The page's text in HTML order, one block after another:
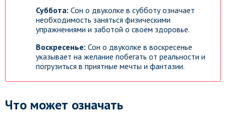
Суббота: Сон о двуколке в субботу означает
необходимость заняться физическими
упражнениями и заботой о своем здоровье.
Воскресенье: Сон о двуколке в воскресенье
указывает на желание побегать от реальности и
погрузиться в приятные мечты и фантазии.
Что может означать